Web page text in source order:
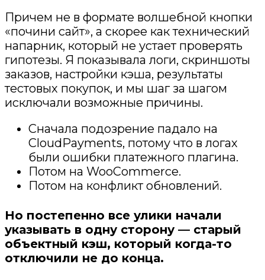
Причем не в формате волшебной кнопки
«почини сайт», а скорее как технический
напарник, который не устает проверять
гипотезы. Я показывала логи, скриншоты
заказов, настройки кэша, результаты
тестовых покупок, и мы шаг за шагом
исключали возможные причины.
Сначала подозрение падало на
CloudPayments, потому что в логах
были ошибки платежного плагина.
Потом на WooCommerce.
Потом на конфликт обновлений.
Но постепенно все улики начали
указывать в одну сторону — старый
объектный кэш, который когда-то
отключили не до конца.